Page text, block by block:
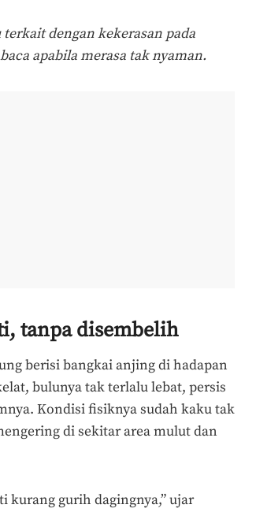
dengan kekerasan pada
apabila merasa tak nyaman.
tanpa disembelih
berisi bangkai anjing di hadapan
bulunya tak terlalu lebat, persis
Kondisi fisiknya sudah kaku tak
di sekitar area mulut dan
kurang gurih dagingnya,” ujar